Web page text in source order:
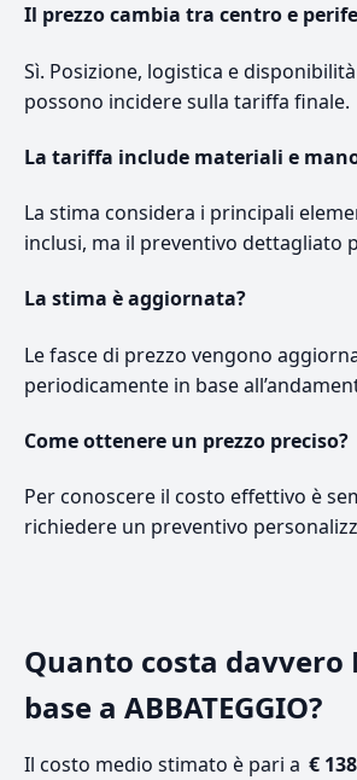
Il prezzo cambia tra centro e
Sì. Posizione, logistica e
possono incidere sulla tariffa finale.
La tariffa include materiali e
La stima considera i principali
inclusi, ma il preventivo dettagliato
La stima è aggiornata?
Le fasce di prezzo vengono
periodicamente in base
Come ottenere un prezzo preciso?
Per conoscere il costo effettivo è
richiedere un preventivo
Quanto costa davvero
base a ABBATEGGIO?
Il costo medio stimato è pari a € 138